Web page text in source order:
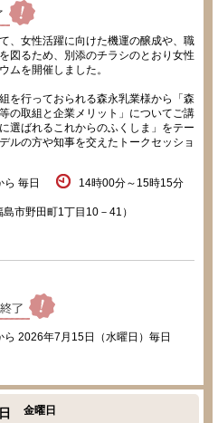
、女性活躍に向けた機運の醸成や、職
図るため、別添のチラシのとおり女性
ムを開催しました。
を行っておられる森永乳業様から「森
の取組と企業メリット」についてご講
選ばれるこれからのふくしま」をテー
ルの方や知事を交えたトークセッショ
毎日 14時00分～15時15分
市野田町1丁目10－41）
2026年7月15日（水曜日）毎日
日 金曜日